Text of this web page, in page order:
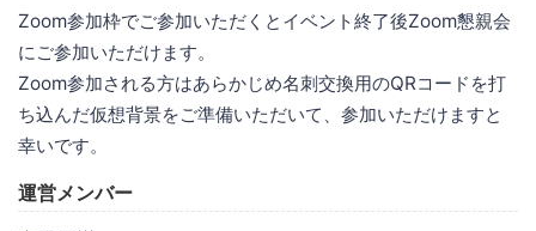
Zoom参加枠でご参加いただくとイベント終了後Zoom懇親会
にご参加いただけます。
Zoom参加される方はあらかじめ名刺交換用のQRコードを打
ち込んだ仮想背景をご準備いただいて、参加いただけますと
幸いです。
運営メンバー